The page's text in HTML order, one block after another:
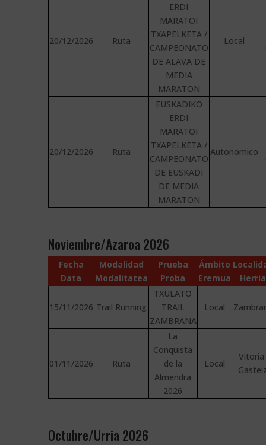
20/12/2026 Ruta
ERDI
MARATOI
TXAPELKETA /
CAMPEONATO
DE ALAVA DE
MEDIA
MARATON
Local
20/12/2026 Ruta
EUSKADIKO
ERDI
MARATOI
TXAPELKETA /
CAMPEONATO
DE EUSKADI
DE MEDIA
MARATON
Autonomico
Noviembre/Azaroa 2026
Fecha
Data
Modalidad
Modalitatea
Prueba
Proba
Ámbito
Eremua
Herria
15/11/2026 Trail Running
TXULATO
TRAIL
ZAMBRANA
Local
01/11/2026 Ruta
La
Conquista
de la
Almendra
2026
Local
Octubre/Urria 2026